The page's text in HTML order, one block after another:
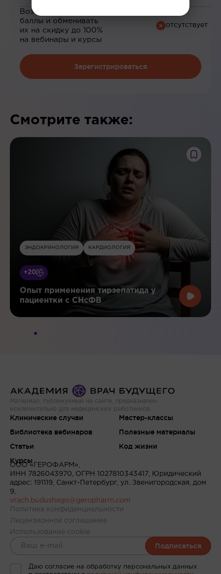
Возможность зарабатывать
баллы и обменивать
их на скидку до 100%
на вебинары и курсы
Зарегистрироваться
Смотрите также:
ЭНДОКРИНОЛОГИЯ КАРДИОЛОГИЯ
+20
Опыт применения тирзепатида у
пациентки с СНсФВ
Материал, публикуемый на сайте, предназначен
исключительно для медицинских работников
Клинические случаи
Библиотека вебинаров
Статьи
Курсы
Мастер-классы
Полезные материалы
Код жизни
ООО «ГЕРОФАРМ»,
ИНН 7826043970, ОГРН 1027810343417, Юридический
адрес: 191119, Санкт-Петербург, ул. Звенигородская, дом
9,
vrach.budushego@geropharm.com
Политика конфиденциальности
Лицензионное соглашение
Использование cookie
Подписаться
Даю согласие на обработку персональных данных